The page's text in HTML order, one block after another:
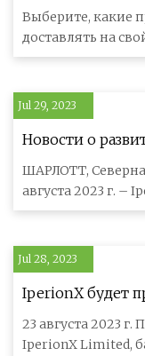
об укреплении
турбинных
обороны США >
Выберите, какие
доставлять на
Jul 29, 2023
Новости о
ШАРЛОТТ,
августа 2023 г. –
IPX) рада сообщи
Jul 28, 2023
IperionX будет
титановых
23 августа 2023
IperionX Limited,